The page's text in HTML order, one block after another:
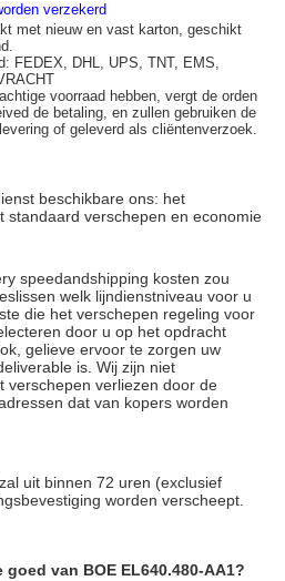
verzekerd
met nieuw en vast karton, geschikt
FEDEX, DHL, UPS, TNT, EMS,
voorraad hebben, vergt de orden
de betaling, en zullen gebruiken de
of geleverd als cliëntenverzoek.
beschikbare ons: het
standaard verschepen en economie
speedandshipping kosten zou
welk lijndienstniveau voor u
die het verschepen regeling voor
door u op het opdracht
gelieve ervoor te zorgen uw
is. Wij zijn niet
verschepen verliezen door de
dat van kopers worden
uit binnen 72 uren (exclusief
worden verscheept.
van BOE EL640.480-AA1?